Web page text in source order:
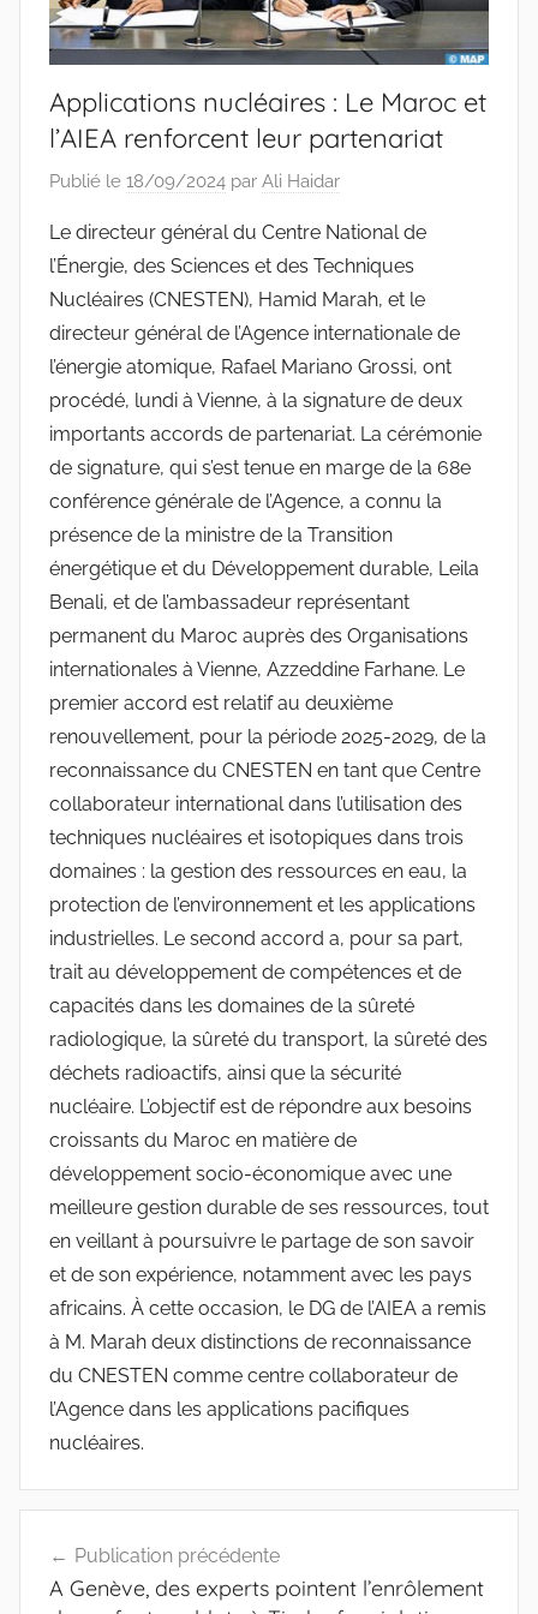
Applications nucléaires : Le Maroc et
l’AIEA renforcent leur partenariat
Publié le 18/09/2024 par Ali Haidar
Le directeur général du Centre National de
l’Énergie, des Sciences et des Techniques
Nucléaires (CNESTEN), Hamid Marah, et le
directeur général de l’Agence internationale de
l’énergie atomique, Rafael Mariano Grossi, ont
procédé, lundi à Vienne, à la signature de deux
importants accords de partenariat. La cérémonie
de signature, qui s’est tenue en marge de la 68e
conférence générale de l’Agence, a connu la
présence de la ministre de la Transition
énergétique et du Développement durable, Leila
Benali, et de l’ambassadeur représentant
permanent du Maroc auprès des Organisations
internationales à Vienne, Azzeddine Farhane. Le
premier accord est relatif au deuxième
renouvellement, pour la période 2025-2029, de la
reconnaissance du CNESTEN en tant que Centre
collaborateur international dans l’utilisation des
techniques nucléaires et isotopiques dans trois
domaines : la gestion des ressources en eau, la
protection de l’environnement et les applications
industrielles. Le second accord a, pour sa part,
trait au développement de compétences et de
capacités dans les domaines de la sûreté
radiologique, la sûreté du transport, la sûreté des
déchets radioactifs, ainsi que la sécurité
nucléaire. L’objectif est de répondre aux besoins
croissants du Maroc en matière de
développement socio-économique avec une
meilleure gestion durable de ses ressources, tout
en veillant à poursuivre le partage de son savoir
et de son expérience, notamment avec les pays
africains. À cette occasion, le DG de l’AIEA a remis
à M. Marah deux distinctions de reconnaissance
du CNESTEN comme centre collaborateur de
l’Agence dans les applications pacifiques
nucléaires.
de
Publication précédente
A Genève, des experts pointent l’enrôlement